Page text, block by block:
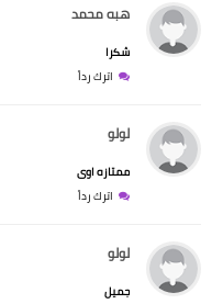
هبه محمد
شكرا
اترك رداً
لولو
ممتازه اوى
اترك رداً
لولو
جميل